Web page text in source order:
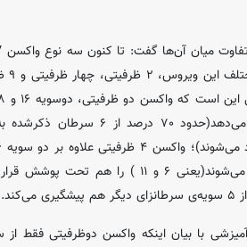
شده است
سویه‌ بسیار مهم سرطان‌زا هستند را پوشش می‌دهد(حدود
سویه اصلی دیگر که منجر به ضایعات پوستی می‌شوند(یعنی ۶ و ۱۱ )
با بیان اینکه واکسن دوظرفیتی فقط